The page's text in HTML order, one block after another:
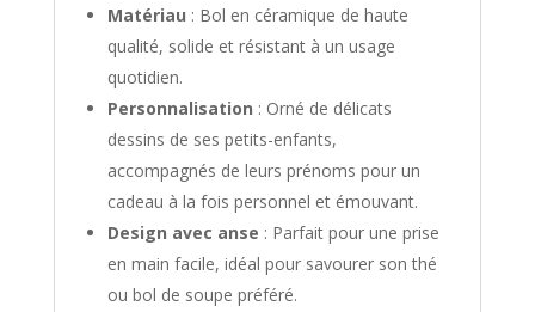
Matériau : Bol en céramique de haute
qualité, solide et résistant à un usage
quotidien.
Personnalisation : Orné de délicats
dessins de ses petits-enfants,
accompagnés de leurs prénoms pour un
cadeau à la fois personnel et émouvant.
Design avec anse : Parfait pour une prise
en main facile, idéal pour savourer son thé
ou bol de soupe préféré.